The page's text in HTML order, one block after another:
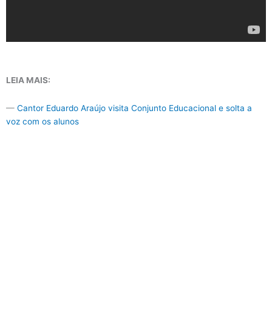
LEIA MAIS:
— Cantor Eduardo Araújo visita Conjunto Educacional e solta a
voz com os alunos